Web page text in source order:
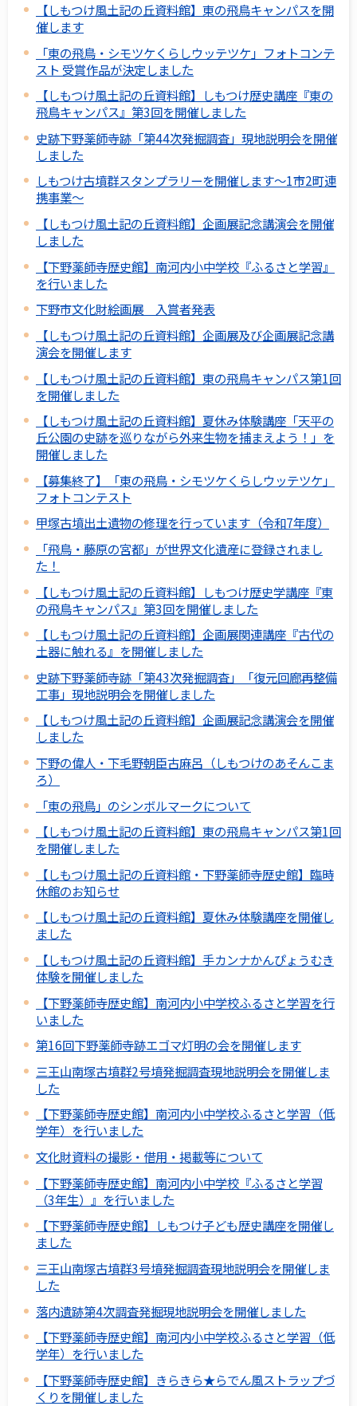
【しもつけ風土記の丘資料館】東の飛鳥キャンパスを開
催します
「東の飛鳥・シモツケくらしウッテツケ」フォトコンテ
スト 受賞作品が決定しました
【しもつけ風土記の丘資料館】しもつけ歴史講座『東の
飛鳥キャンパス』第3回を開催しました
史跡下野薬師寺跡「第44次発掘調査」現地説明会を開催
しました
しもつけ古墳群スタンプラリーを開催します～1市2町連
携事業～
【しもつけ風土記の丘資料館】企画展記念講演会を開催
しました
【下野薬師寺歴史館】南河内小中学校『ふるさと学習』
を行いました
下野市文化財絵画展 入賞者発表
【しもつけ風土記の丘資料館】企画展及び企画展記念講
演会を開催します
【しもつけ風土記の丘資料館】東の飛鳥キャンパス第1回
を開催しました
【しもつけ風土記の丘資料館】夏休み体験講座「天平の
丘公園の史跡を巡りながら外来生物を捕まえよう！」を
開催しました
【募集終了】「東の飛鳥・シモツケくらしウッテツケ」
フォトコンテスト
甲塚古墳出土遺物の修理を行っています（令和7年度）
「飛鳥・藤原の宮都」が世界文化遺産に登録されまし
た！
【しもつけ風土記の丘資料館】しもつけ歴史学講座『東
の飛鳥キャンパス』第3回を開催しました
【しもつけ風土記の丘資料館】企画展関連講座『古代の
土器に触れる』を開催しました
史跡下野薬師寺跡「第43次発掘調査」「復元回廊再整備
工事」現地説明会を開催しました
【しもつけ風土記の丘資料館】企画展記念講演会を開催
しました
下野の偉人・下毛野朝臣古麻呂（しもつけのあそんこま
ろ）
「東の飛鳥」のシンボルマークについて
【しもつけ風土記の丘資料館】東の飛鳥キャンパス第1回
を開催しました
【しもつけ風土記の丘資料館・下野薬師寺歴史館】臨時
休館のお知らせ
【しもつけ風土記の丘資料館】夏休み体験講座を開催し
ました
【しもつけ風土記の丘資料館】手カンナかんぴょうむき
体験を開催しました
【下野薬師寺歴史館】南河内小中学校ふるさと学習を行
いました
第16回下野薬師寺跡エゴマ灯明の会を開催します
三王山南塚古墳群2号墳発掘調査現地説明会を開催しま
した
【下野薬師寺歴史館】南河内小中学校ふるさと学習（低
学年）を行いました
文化財資料の撮影・借用・掲載等について
【下野薬師寺歴史館】南河内小中学校『ふるさと学習
（3年生）』を行いました
【下野薬師寺歴史館】しもつけ子ども歴史講座を開催し
ました
三王山南塚古墳群3号墳発掘調査現地説明会を開催しま
した
落内遺跡第4次調査発掘現地説明会を開催しました
【下野薬師寺歴史館】南河内小中学校ふるさと学習（低
学年）を行いました
【下野薬師寺歴史館】きらきら★らでん風ストラップづ
くりを開催しました